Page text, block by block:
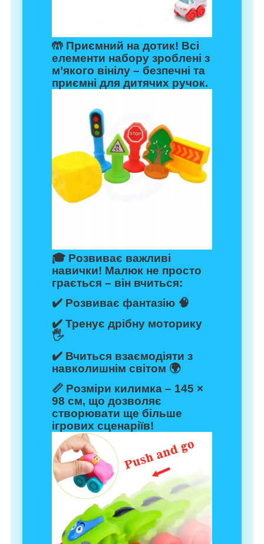
🤲 Приємний на дотик! Всі
елементи набору зроблені з
м’якого вінілу – безпечні та
приємні для дитячих ручок.
🎓 Розвиває важливі
навички! Малюк не просто
грається – він вчиться:
✔️ Розвиває фантазію 🧠
✔️ Тренує дрібну моторику
🖐️
✔️ Вчиться взаємодіяти з
навколишнім світом 🌍
📏 Розміри килимка – 145 ×
98 см, що дозволяє
створювати ще більше
ігрових сценаріїв!